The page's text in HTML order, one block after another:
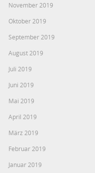
November 2019
Oktober 2019
September 2019
August 2019
Juli 2019
Juni 2019
Mai 2019
April 2019
März 2019
Februar 2019
Januar 2019